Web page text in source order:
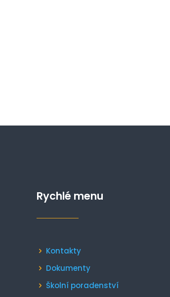
Rychlé menu
Kontakty
Dokumenty
Školní poradenství